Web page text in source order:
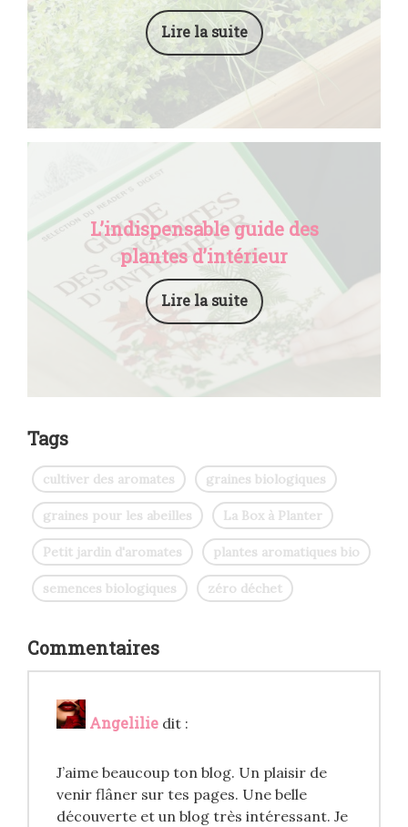
Lire la suite
L’indispensable guide des
plantes d’intérieur
Lire la suite
Tags
cultiver des aromates graines biologiques
graines pour les abeilles La Box à Planter
Petit jardin d'aromates plantes aromatiques bio
semences biologiques zéro déchet
Commentaires
Angelilie dit :
J’aime beaucoup ton blog. Un plaisir de
venir flâner sur tes pages. Une belle
découverte et un blog très intéressant. Je